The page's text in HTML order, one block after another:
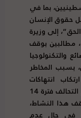
بما في
حقوق الإنسان
“، إلى وزيرة
مطالبين بوقف
والتكنولوجيا
بسبب المخاطر
انتهاكات
فترة14
هذا النشاط،
في حال عدم